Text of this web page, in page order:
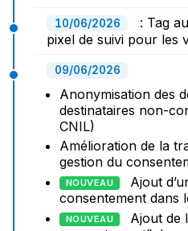
10/06/2026
: Tag
pixel de suivi pour les
09/06/2026
Anonymisation des
destinataires non-
CNIL)
Amélioration de la
gestion du
NOUVEAU
Ajout
consentement dans
NOUVEAU
Ajout de